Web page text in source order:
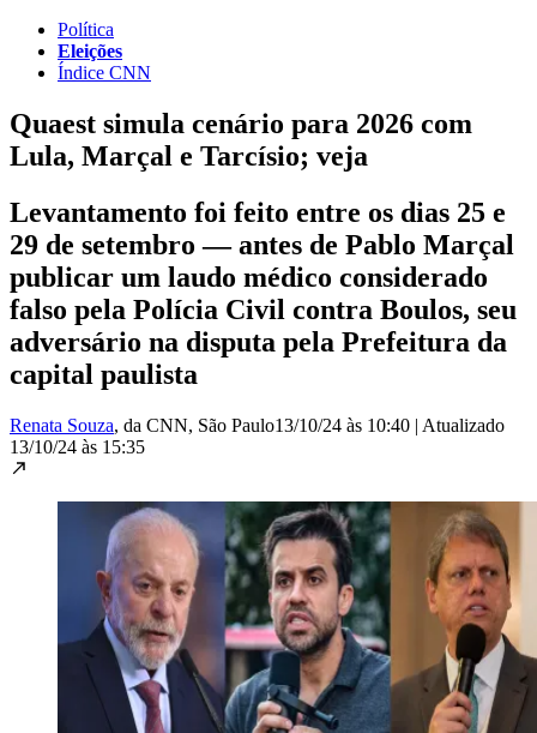
Política
Eleições
Índice CNN
Quaest simula cenário para 2026 com
Lula, Marçal e Tarcísio; veja
Levantamento foi feito entre os dias 25 e
29 de setembro — antes de Pablo Marçal
publicar um laudo médico considerado
falso pela Polícia Civil contra Boulos, seu
adversário na disputa pela Prefeitura da
capital paulista
Renata Souza, da CNN, São Paulo13/10/24 às 10:40 | Atualizado
13/10/24 às 15:35